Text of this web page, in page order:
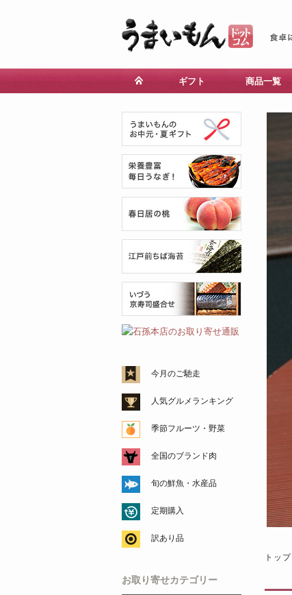
ギフト 商品一覧
トップ
今月のご馳走
人気グルメランキング
季節フルーツ・野菜
全国のブランド肉
旬の鮮魚・水産品
定期購入
訳あり品
お取り寄せカテゴリー